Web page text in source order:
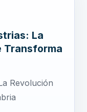
La
Transforma
Revolución